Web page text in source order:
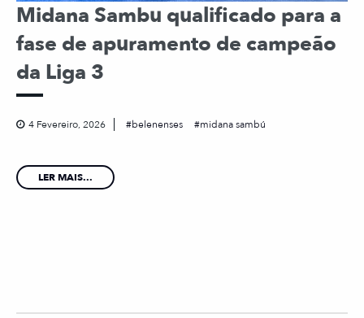
Midana Sambu qualificado para a
fase de apuramento de campeão
da Liga 3
4 Fevereiro, 2026 belenenses midana sambú
LER MAIS...